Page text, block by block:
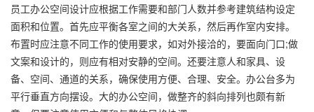
员工办公空间设计应根据工作需要和部门人数并参考建筑结构设定
面积和位置。首先应平衡各室之间的大关系，然后再作室内安排。
布置时应注意不同工作的使用要求，如对外接洽的，要面向门口;做
文案和设计的，则应有相对安静的空间。还要注意人和家具、设
备、空间、通道的关系，确保使用方便、合理、安全。办公台多为
平行垂直方向摆设。大的办公空间，做整齐的斜向排列也颇有新